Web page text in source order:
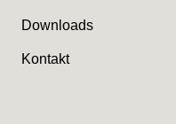
Downloads
Kontakt